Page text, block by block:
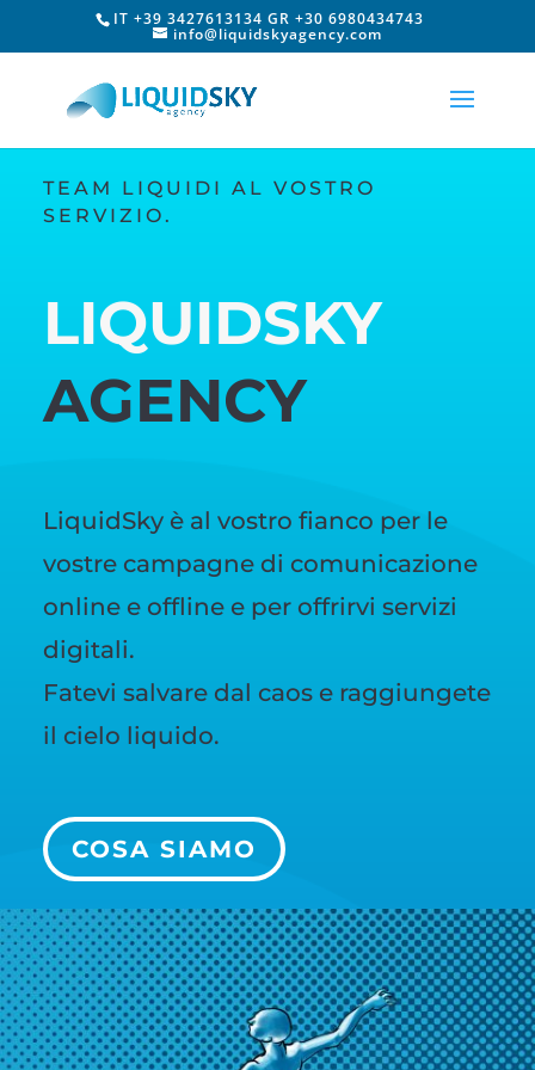
IT +39 3427613134 GR +30 6980434743
info@liquidskyagency.com
TEAM LIQUIDI AL VOSTRO
SERVIZIO.
LIQUIDSKY
AGENCY
LiquidSky è al vostro fianco per le
vostre campagne di comunicazione
online e offline e per offrirvi servizi
digitali.
Fatevi salvare dal caos e raggiungete
il cielo liquido.
COSA SIAMO